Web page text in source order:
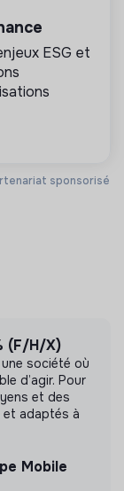
de
de
et sa
de
sponsorisé
ESG et
(F/H/X)
société où
d’agir. Pour
et des
et adaptés à
Mobile